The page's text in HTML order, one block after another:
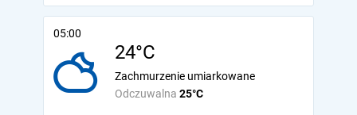
05:00
24°C
Odczuwalna 25°C
Zachmurzenie umiarkowane